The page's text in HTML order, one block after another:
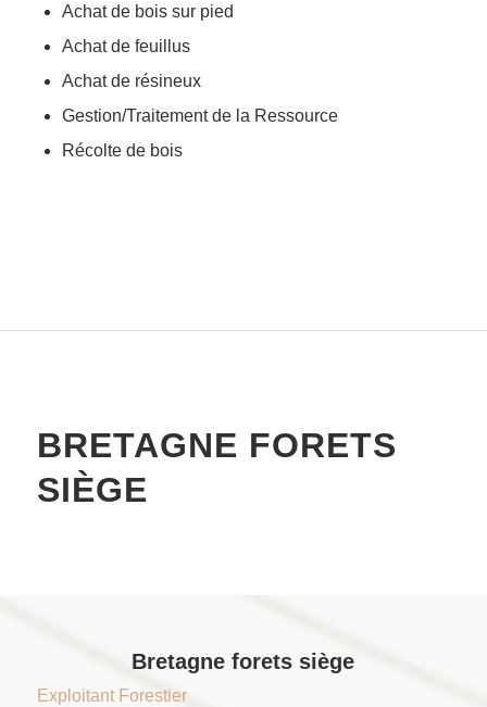
Achat de bois sur pied
Achat de feuillus
Achat de résineux
Gestion/Traitement de la Ressource
Récolte de bois
BRETAGNE FORETS
SIÈGE
Bretagne forets siège
Exploitant Forestier